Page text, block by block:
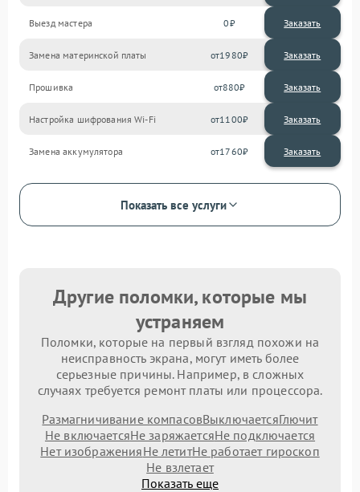
Выезд мастера 0 Заказать
Замена материнской платы 1980
Прошивка 880
Настройка шифрования Wi-Fi 1100
Замена аккумулятора 1760
Показать все услуги
Другие поломки, которые мы
устраняем
Поломки, которые на первый взгляд похожи на
неисправность экрана, могут иметь более
серьезные причины. Например, в сложных
случаях требуется ремонт платы или процессора.
Размагничивание компасовВыключаетсяГлючит
Не включаетсяНе заряжаетсяНе подключается
Нет изображенияНе летитНе работает гироскоп
Не взлетает
Показать еще